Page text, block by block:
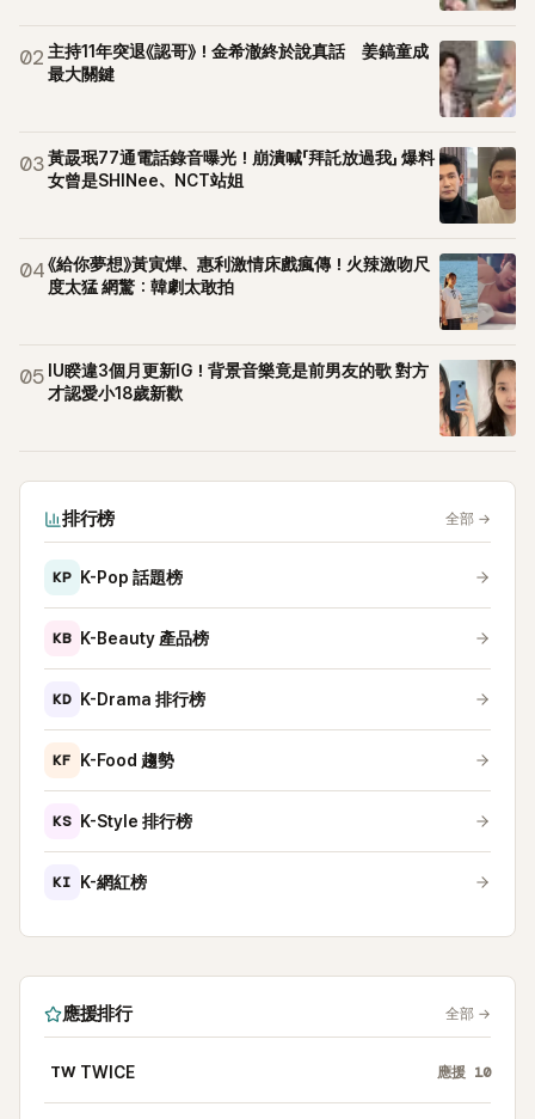
02 主持11年突退《認哥》！金希澈終於說真話 姜鎬童成
最大關鍵
03黃晸珉77通電話錄音曝光！崩潰喊「拜託放過我」 爆料
女曾是SHINee、NCT站姐
04《給你夢想》黃寅燁、惠利激情床戲瘋傳！火辣激吻尺
度太猛 網驚：韓劇太敢拍
05 IU睽違3個月更新IG！背景音樂竟是前男友的歌 對方
才認愛小18歲新歡
排行榜 全部 →
KP K-Pop 話題榜
KB K-Beauty 產品榜
KD K-Drama 排行榜
KF K-Food 趨勢
KS K-Style 排行榜
KI K-網紅榜
應援排行 全部 →
TW TWICE 應援 10